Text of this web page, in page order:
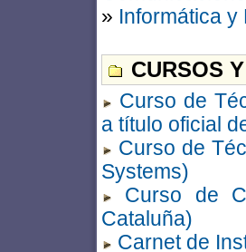
» Informática y
CURSOS
Curso de
a título oficial
Curso de
Systems)
Curso de
Cataluña)
Carnet de